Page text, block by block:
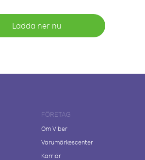
Ladda ner nu
FÖRETAG
Om Viber
Varumärkescenter
Karriär